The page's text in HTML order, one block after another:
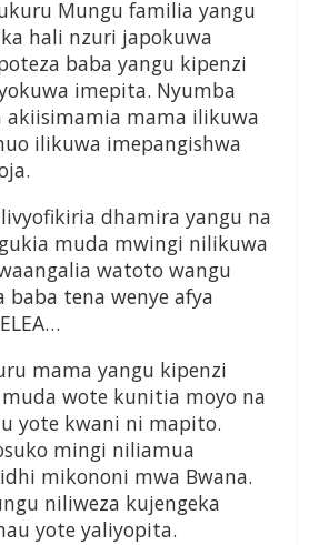
Mungu familia yangu
hali nzuri japokuwa
baba yangu kipenzi
imepita. Nyumba
akiisimamia mama ilikuwa
ilikuwa imepangishwa
dhamira yangu na
muda mwingi nilikuwa
watoto wangu
baba tena wenye afya
mama yangu kipenzi
wote kunitia moyo na
yote kwani ni mapito.
mingi niliamua
mikononi mwa Bwana.
niliweza kujengeka
yote yaliyopita.